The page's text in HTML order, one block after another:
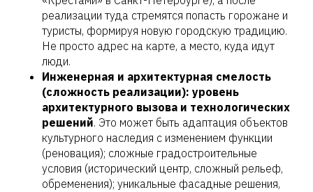
реализации туда стремятся попасть горожане и
туристы, формируя новую городскую традицию.
Не просто адрес на карте, а место, куда идут
люди.
Инженерная и архитектурная смелость
(сложность реализации): уровень
архитектурного вызова и технологических
решений. Это может быть адаптация объектов
культурного наследия с изменением функции
(реновация); сложные градостроительные
условия (исторический центр, сложный рельеф,
обременения); уникальные фасадные решения,